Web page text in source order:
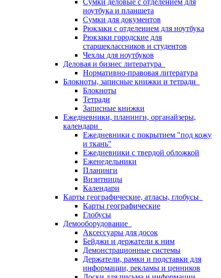
Сумки деловые с отделением для
ноутбука и планшета
Сумки для документов
Рюкзаки с отделением для ноутбука
Рюкзаки городские для
старшеклассников и студентов
Чехлы для ноутбуков
Деловая и бизнес литература
Нормативно-правовая литература
Блокноты, записные книжки и тетради
Блокноты
Тетради
Записные книжки
Ежедневники, планинги, органайзеры,
календари
Ежедневники с покрытием "под кожу
и ткань"
Ежедневники с твердой обложкой
Еженедельники
Планинги
Визитницы
Календари
Карты географические, атласы, глобусы
Карты географические
Глобусы
Демооборудование
Аксессуары для досок
Бейджи и держатели к ним
Демонстрационные системы
Держатели, рамки и подставки для
информации, рекламы и ценников